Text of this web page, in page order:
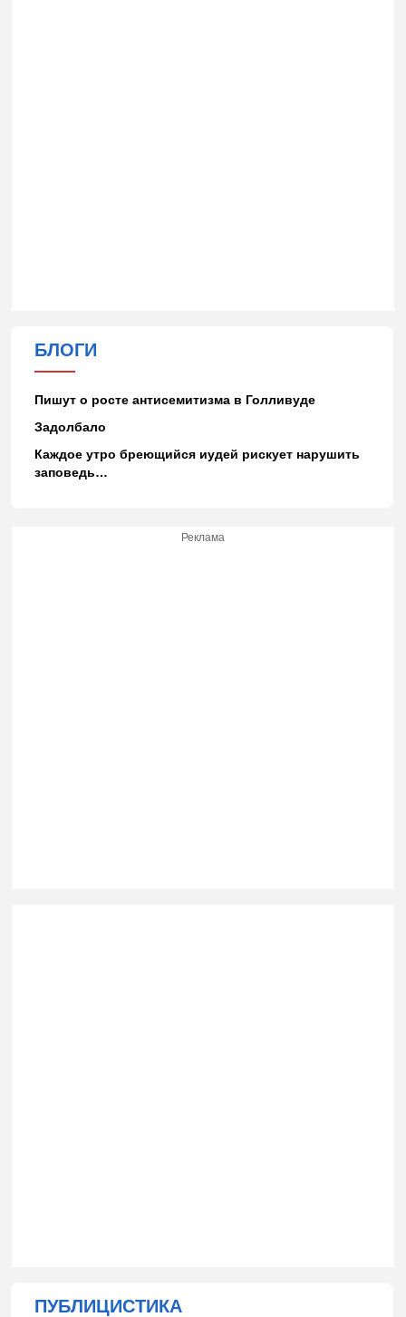
БЛОГИ
Пишут о росте антисемитизма в Голливуде
Задолбало
Каждое утро бреющийся иудей рискует нарушить
заповедь…
Реклама
ПУБЛИЦИСТИКА